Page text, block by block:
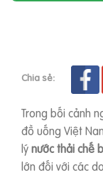
Chia sẻ:
Trong bối cảnh
đồ uống Việt
lýnước thải chế
lớn đối với các